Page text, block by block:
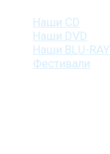
Наши CD
Наши DVD
Наши BLU-RAY
Фестивали